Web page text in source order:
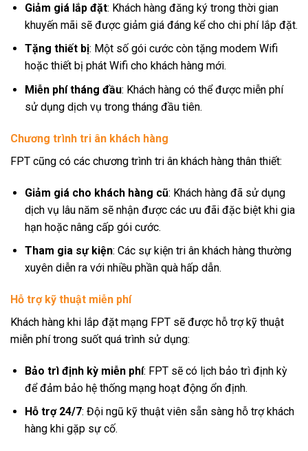
Giảm giá lắp đặt: Khách hàng đăng ký trong thời gian
khuyến mãi sẽ được giảm giá đáng kể cho chi phí lắp đặt.
Tặng thiết bị: Một số gói cước còn tặng modem Wifi
hoặc thiết bị phát Wifi cho khách hàng mới.
Miễn phí tháng đầu: Khách hàng có thể được miễn phí
sử dụng dịch vụ trong tháng đầu tiên.
Chương trình tri ân khách hàng
FPT cũng có các chương trình tri ân khách hàng thân thiết:
Giảm giá cho khách hàng cũ: Khách hàng đã sử dụng
dịch vụ lâu năm sẽ nhận được các ưu đãi đặc biệt khi gia
hạn hoặc nâng cấp gói cước.
Tham gia sự kiện: Các sự kiện tri ân khách hàng thường
xuyên diễn ra với nhiều phần quà hấp dẫn.
Hỗ trợ kỹ thuật miễn phí
Khách hàng khi lắp đặt mạng FPT sẽ được hỗ trợ kỹ thuật
miễn phí trong suốt quá trình sử dụng:
Bảo trì định kỳ miễn phí: FPT sẽ có lịch bảo trì định kỳ
để đảm bảo hệ thống mạng hoạt động ổn định.
Hỗ trợ 24/7: Đội ngũ kỹ thuật viên sẵn sàng hỗ trợ khách
hàng khi gặp sự cố.